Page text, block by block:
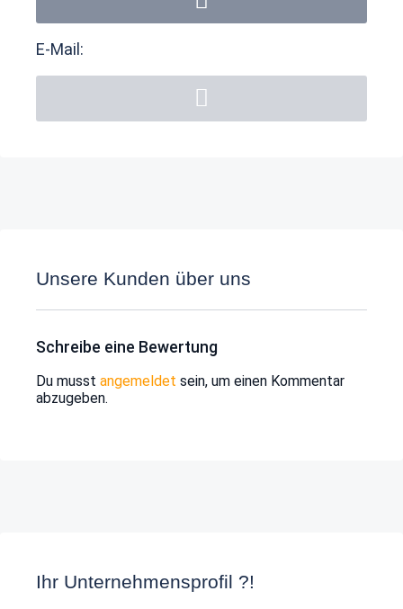
E-Mail:
Unsere Kunden über uns
Schreibe eine Bewertung
Du musst angemeldet sein, um einen Kommentar
abzugeben.
Ihr Unternehmensprofil ?!